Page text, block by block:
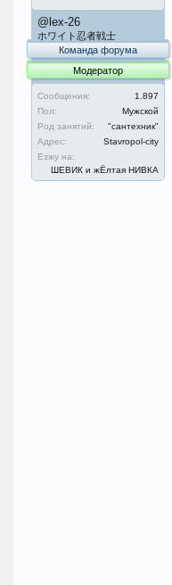
@lex-26
ホワイト忍者戦士
Команда форума
Модератор
Сообщения:
1.897
Пол:
Мужской
Род занятий:
"сантехник"
Адрес:
Stavropol-city
Езжу на:
ШЕВИК и жЁлтая НИВКА